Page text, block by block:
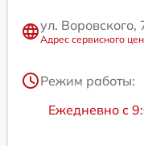
ул. Воровского,
Адрес сервисного
Режим работы:
Ежедневно с